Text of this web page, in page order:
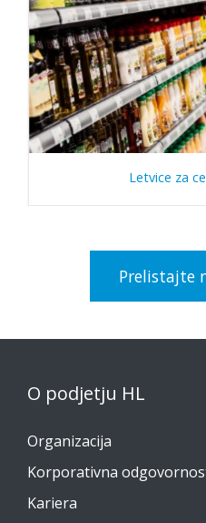
Letvice za
Prelistajte
O podjetju HL
Organizacija
Korporativna
Kariera